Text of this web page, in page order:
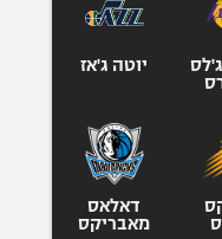
לחימה
יוטה ג'אז
דאלאס
מאבריקס